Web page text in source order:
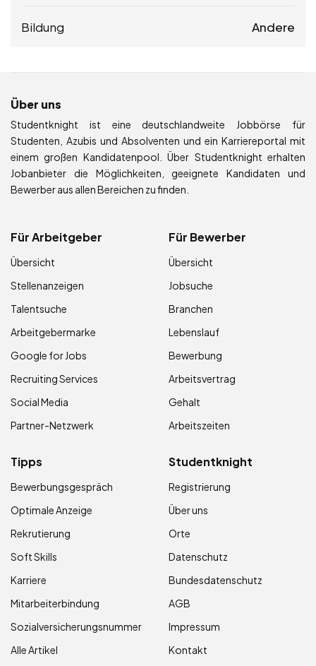
Bildung Andere
Über uns
Studentknight ist eine deutschlandweite Jobbörse für
Studenten, Azubis und Absolventen und ein Karriereportal mit
einem großen Kandidatenpool. Über Studentknight erhalten
Jobanbieter die Möglichkeiten, geeignete Kandidaten und
Bewerber aus allen Bereichen zu finden.
Für Arbeitgeber
Übersicht
Stellenanzeigen
Talentsuche
Arbeitgebermarke
Google for Jobs
Recruiting Services
Social Media
Partner-Netzwerk
Für Bewerber
Übersicht
Jobsuche
Branchen
Lebenslauf
Bewerbung
Arbeitsvertrag
Gehalt
Arbeitszeiten
Tipps
Bewerbungsgespräch
Optimale Anzeige
Rekrutierung
Soft Skills
Karriere
Mitarbeiterbindung
Sozialversicherungsnummer
Alle Artikel
Studentknight
Registrierung
Über uns
Orte
Datenschutz
Bundesdatenschutz
AGB
Impressum
Kontakt